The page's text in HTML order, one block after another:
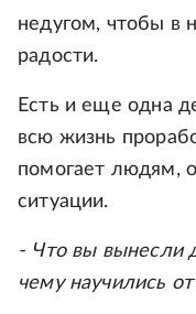
недугом, чтобы в
радости.
Есть и еще одна
всю жизнь
помогает людям,
ситуации.
- Что вы вынесли
чему научились